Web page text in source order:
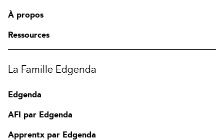
À propos
Ressources
La Famille Edgenda
Edgenda
AFI par Edgenda
Apprentx par Edgenda